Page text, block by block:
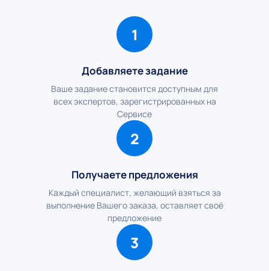
1
Добавляете задание
Ваше задание становится доступным для
всех экспертов, зарегистрированных на
Сервисе
2
Получаете предложения
Каждый специалист, желающий взяться за
выполнение Вашего заказа, оставляет своё
предложение
3